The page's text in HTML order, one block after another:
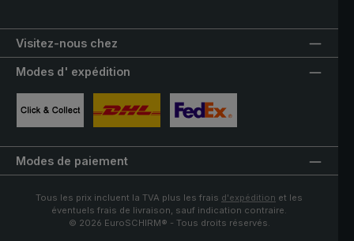
Visitez-nous chez
Modes d' expédition
Modes de paiement
Tous les prix incluent la TVA plus les frais d'expédition et les
éventuels frais de livraison, sauf indication contraire.
© 2026 EuroSCHIRM® - Tous droits réservés.